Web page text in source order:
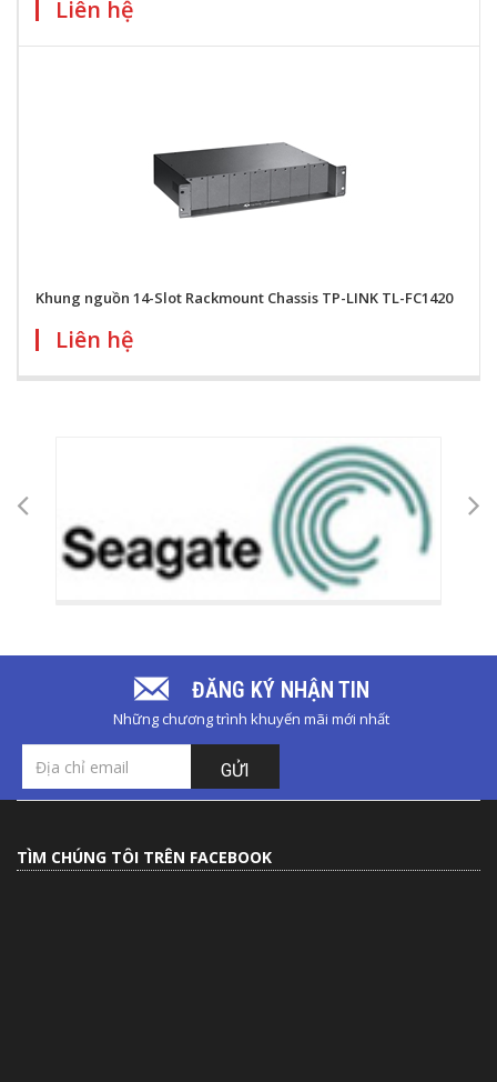
Liên hệ
Khung nguồn 14-Slot Rackmount Chassis TP-LINK TL-FC1420
Liên hệ
ĐĂNG KÝ NHẬN TIN
Những chương trình khuyến mãi mới nhất
GỬI
TÌM CHÚNG TÔI TRÊN FACEBOOK